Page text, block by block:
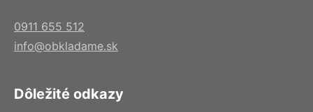
0911 655 512
info@obkladame.sk
Dôležité odkazy